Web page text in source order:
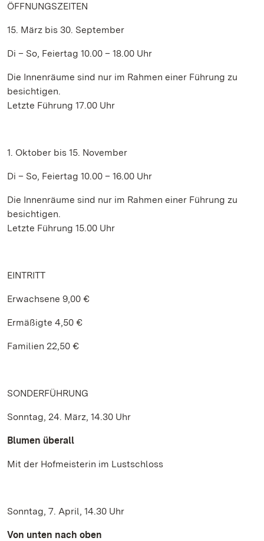
ÖFFNUNGSZEITEN
15. März bis 30. September
Di – So, Feiertag 10.00 – 18.00 Uhr
Die Innenräume sind nur im Rahmen einer Führung zu
besichtigen.
Letzte Führung 17.00 Uhr
1. Oktober bis 15. November
Di – So, Feiertag 10.00 – 16.00 Uhr
Die Innenräume sind nur im Rahmen einer Führung zu
besichtigen.
Letzte Führung 15.00 Uhr
EINTRITT
Erwachsene 9,00 €
Ermäßigte 4,50 €
Familien 22,50 €
SONDERFÜHRUNG
Sonntag, 24. März, 14.30 Uhr
Blumen überall
Mit der Hofmeisterin im Lustschloss
Sonntag, 7. April, 14.30 Uhr
Von unten nach oben